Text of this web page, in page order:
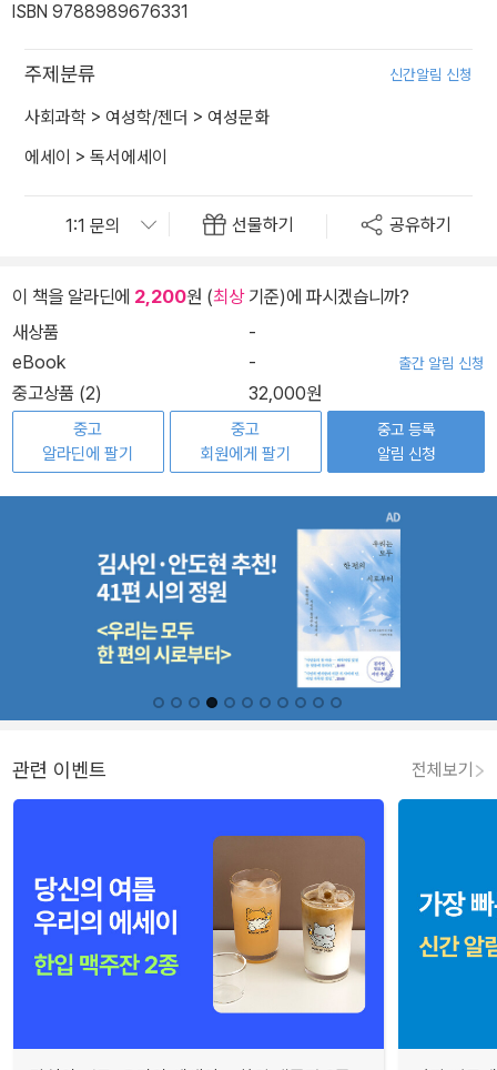
ISBN 9788989676331
주제분류 신간알림 신청
사회과학 > 여성학/젠더 > 여성문화
에세이 > 독서에세이
선물하기 공유하기
이 책을 알라딘에 2,200원 (최상기준)에 파시겠습니까?
새상품
-
eBook
- 출간 알림 신청
중고상품 (2) 32,000원
중고
알라딘에 팔기
중고
회원에게 팔기
중고 등록
알림 신청
관련 이벤트 전체보기